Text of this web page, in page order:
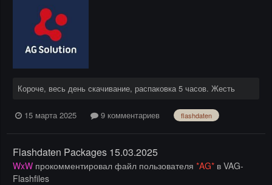
Короче, весь день скачивание, распаковка 5 часов. Жесть
15 марта 2025 9 комментариев flashdaten
Flashdaten Packages 15.03.2025
WxW прокомментировал файл пользователя *AG* в VAG-
Flashfiles